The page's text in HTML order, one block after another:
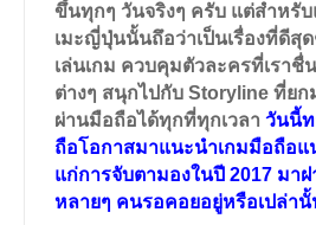
ขึ้นทุกๆ วันจริงๆ ครับ แต่สำหรั
เมะญี่ปุ่นนั้นถึอว่าเป็นเรื่องที่ดีสุด
เล่นเกม ควบคุมตัวละครที่เราชื่
ต่างๆ สนุกไปกับ Storyline ที่ย
ผ่านมือถือได้ทุกที่ทุกเวลา วันนี้ท
ถือโอกาสมาแนะนำเกมมือถือแ
แก่การจับตามองในปี 2017 มาฝ
หลายๆ คนรอคอยอยู่หรือเปล่า